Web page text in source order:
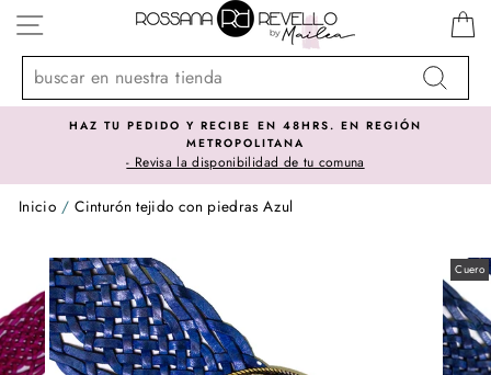
directamente
contenido
NAVEGACIÓN
Buscar
HAZ TU PEDIDO Y RECIBE EN 48HRS. EN REGIÓN
METROPOLITANA
- Revisa la disponibilidad de tu comuna
Inicio / Cinturón tejido con piedras Azul
Cuero